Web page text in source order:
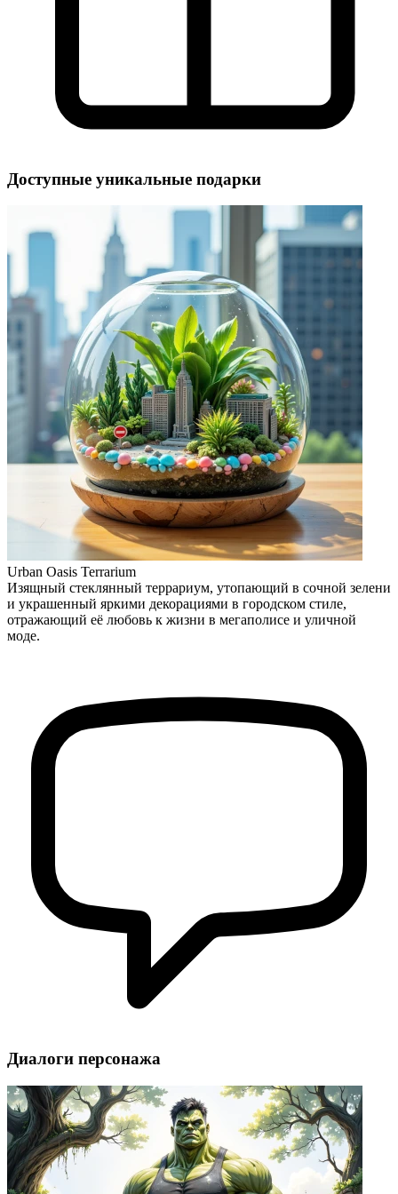
Доступные уникальные подарки
Urban Oasis Terrarium
Изящный стеклянный террариум, утопающий в сочной зелени
и украшенный яркими декорациями в городском стиле,
отражающий её любовь к жизни в мегаполисе и уличной
моде.
Диалоги персонажа